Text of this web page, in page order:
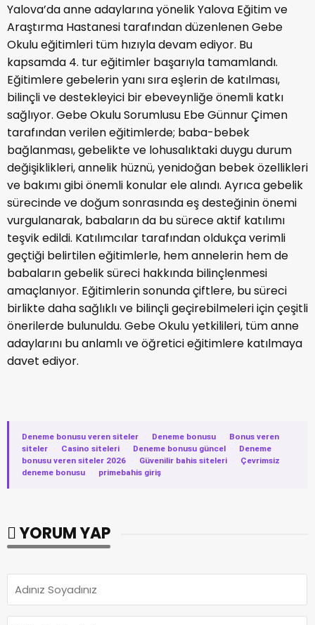
Yalova’da anne adaylarına yönelik Yalova Eğitim ve
Araştırma Hastanesi tarafından düzenlenen Gebe
Okulu eğitimleri tüm hızıyla devam ediyor. Bu
kapsamda 4. tur eğitimler başarıyla tamamlandı.
Eğitimlere gebelerin yanı sıra eşlerin de katılması,
bilinçli ve destekleyici bir ebeveynliğe önemli katkı
sağlıyor. Gebe Okulu Sorumlusu Ebe Günnur Çimen
tarafından verilen eğitimlerde; baba-bebek
bağlanması, gebelikte ve lohusalıktaki duygu durum
değişiklikleri, annelik hüznü, yenidoğan bebek özellikleri
ve bakımı gibi önemli konular ele alındı. Ayrıca gebelik
sürecinde ve doğum sonrasında eş desteğinin önemi
vurgulanarak, babaların da bu sürece aktif katılımı
teşvik edildi. Katılımcılar tarafından oldukça verimli
geçtiği belirtilen eğitimlerle, hem annelerin hem de
babaların gebelik süreci hakkında bilinçlenmesi
amaçlanıyor. Eğitimlerin sonunda çiftlere, bu süreci
birlikte daha sağlıklı ve bilinçli geçirebilmeleri için çeşitli
önerilerde bulunuldu. Gebe Okulu yetkilileri, tüm anne
adaylarını bu anlamlı ve öğretici eğitimlere katılmaya
davet ediyor.
Deneme bonusu veren siteler · Deneme bonusu ·
Bonus veren
siteler
· Casino siteleri · Deneme bonusu güncel ·
Deneme
bonusu veren siteler 2026
· Güvenilir bahis siteleri ·
Çevrimsiz
deneme bonusu
· primebahis giriş
YORUM YAP